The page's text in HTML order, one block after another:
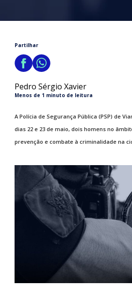
Partilhar
Pedro Sérgio Xavier
Menos de 1 minuto de leitura
A Polícia de Segurança Pública (PSP) de
dias 22 e 23 de maio, dois homens no
prevenção e combate à criminalidade na